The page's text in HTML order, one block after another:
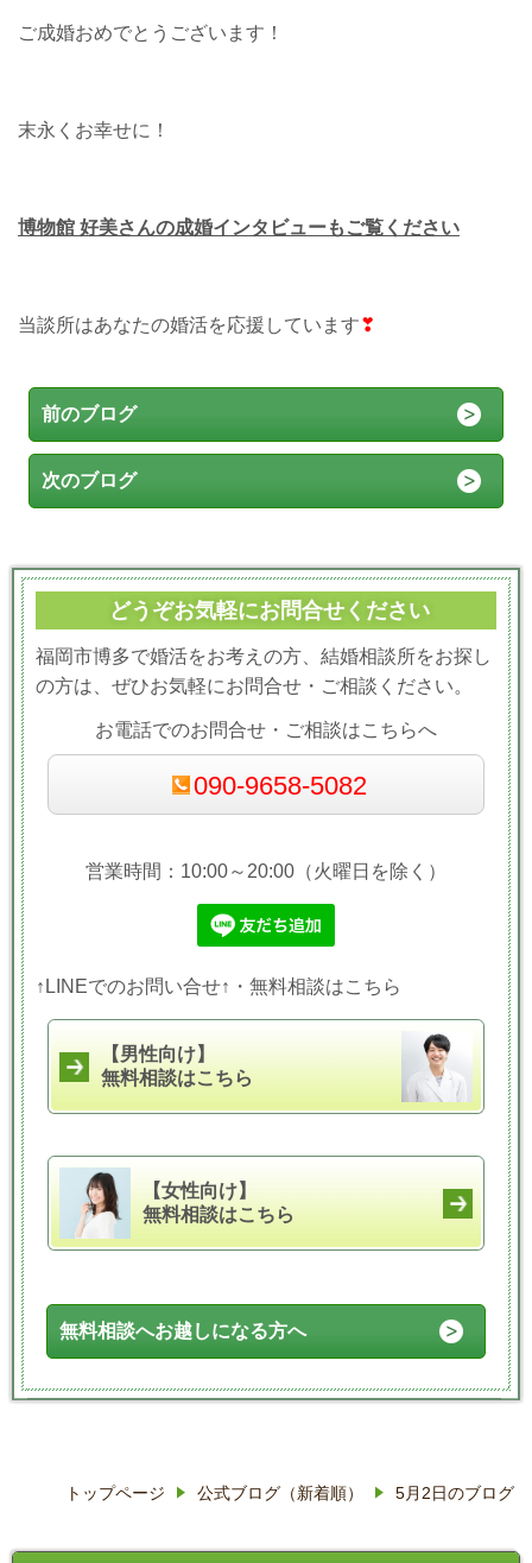
ご成婚おめでとうございます！
末永くお幸せに！
博物館 好美さんの成婚インタビューもご覧ください
当談所はあなたの婚活を応援しています❣
前のブログ
次のブログ
どうぞお気軽にお問合せください
福岡市博多で婚活をお考えの方、結婚相談所をお探し
の方は、ぜひお気軽にお問合せ・ご相談ください。
お電話でのお問合せ・ご相談はこちらへ
090-9658-5082
営業時間：10:00～20:00（火曜日を除く）
↑LINEでのお問い合せ↑・無料相談はこちら
【男性向け】
無料相談はこちら
【女性向け】
無料相談はこちら
無料相談へお越しになる方へ
トップページ 公式ブログ（新着順） 5月2日のブログ